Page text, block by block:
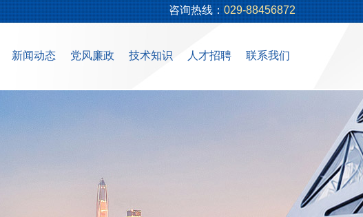
咨询热线：029-88456872
新闻动态 党风廉政 技术知识 人才招聘 联系我们